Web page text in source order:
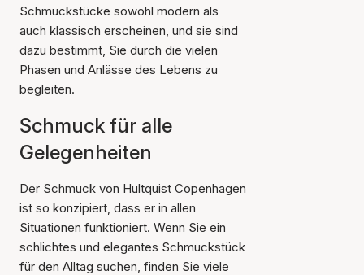
Schmuckstücke sowohl modern als
auch klassisch erscheinen, und sie sind
dazu bestimmt, Sie durch die vielen
Phasen und Anlässe des Lebens zu
begleiten.
Schmuck für alle
Gelegenheiten
Der Schmuck von Hultquist Copenhagen
ist so konzipiert, dass er in allen
Situationen funktioniert. Wenn Sie ein
schlichtes und elegantes Schmuckstück
für den Alltag suchen, finden Sie viele